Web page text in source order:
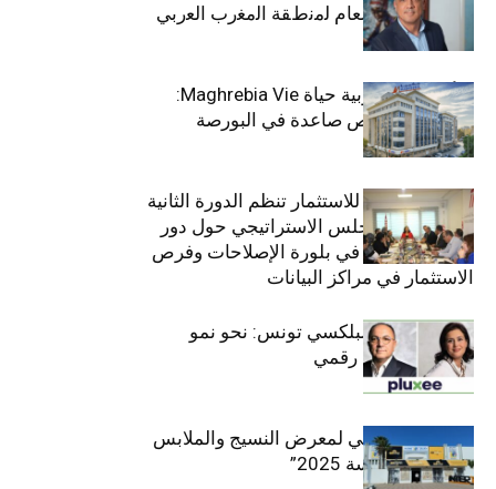
ﻣﻧﺻب اﻟﻣدﯾر اﻟﻌﺎم ﻟﻣﻧطﻘﺔ اﻟﻣﻐرب اﻟﻌرﺑﻲ
وﻏرب أﻓرﯾﻘﯾﺎ
التأمينات المغربية حياة Maghrebia Vie:
فاعل رائد بفرص صاعدة في البورصة
(+34.8%)
الهيئة التونسية للاستثمار تنظم الدورة الثانية
والعشرين للمجلس الاستراتيجي حول دور
القطاع الخاص في بلورة الإصلاحات وفرص
الاستثمار في مراكز البيانات
قيادة مزدوجة لبلكسي تونس: نحو نمو
متسارع وتحول رقمي
الافتتاح الرسمي لمعرض النسيج والملابس
“إنترتكس سوسة 2025”